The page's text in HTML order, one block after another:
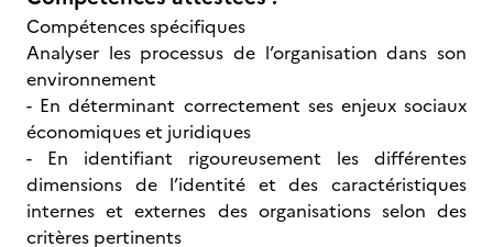
Compétences spécifiques
Analyser les processus de l’organisation dans son
environnement
- En déterminant correctement ses enjeux sociaux
économiques et juridiques
- En identifiant rigoureusement les différentes
dimensions de l’identité et des caractéristiques
internes et externes des organisations selon des
critères pertinents